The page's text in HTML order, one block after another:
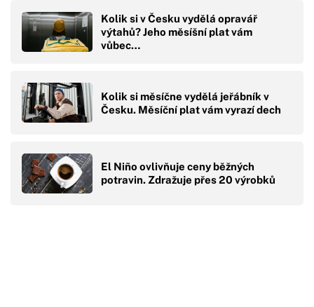
Kolik si v Česku vydělá opravář
výtahů? Jeho měsíšní plat vám
vůbec…
Kolik si měsíčne vydělá jeřábník v
Česku. Měsíční plat vám vyrazí dech
El Niño ovlivňuje ceny běžných
potravin. Zdražuje přes 20 výrobků